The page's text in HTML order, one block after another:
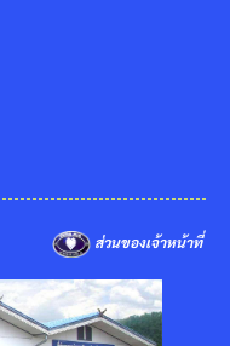
ส่วนของเจ้าหน้าที่